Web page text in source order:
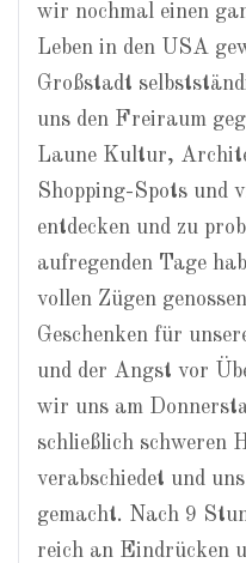
wir nochmal einen
Leben in den USA
Großstadt
uns den Freiraum
Laune Kultur,
Shopping-Spots und
entdecken und zu
aufregenden Tage
vollen Zügen
Geschenken für
und der Angst vor
wir uns am
schließlich schweren
verabschiedet und
gemacht. Nach 9
reich an Eindrücken